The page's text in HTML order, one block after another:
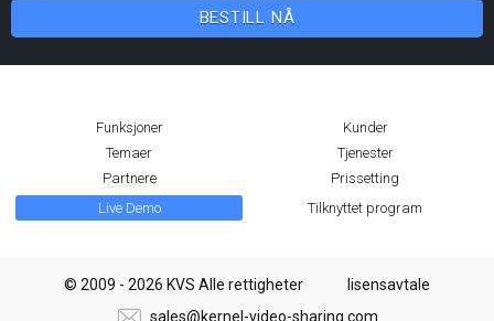
BESTILL NÅ
Funksjoner
Kunder
Temaer
Tjenester
Partnere
Prissetting
Live Demo
Tilknyttet program
© 2009 - 2026 KVS Alle rettigheter
lisensavtale
sales@kernel-video-sharing.com